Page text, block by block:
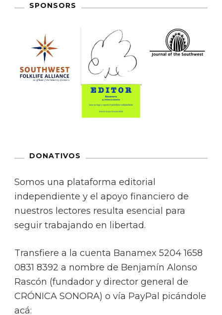
SPONSORS
DONATIVOS
Somos una plataforma editorial
independiente y el apoyo financiero de
nuestros lectores resulta esencial para
seguir trabajando en libertad.
Transfiere a la cuenta Banamex 5204 1658
0831 8392 a nombre de Benjamín Alonso
Rascón (fundador y director general de
CRÓNICA SONORA) o vía PayPal picándole
acá: